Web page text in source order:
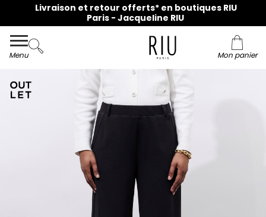
Livraison et retour offerts* en boutiques RIU
Paris - Jacqueline RIU
Menu Mon panier